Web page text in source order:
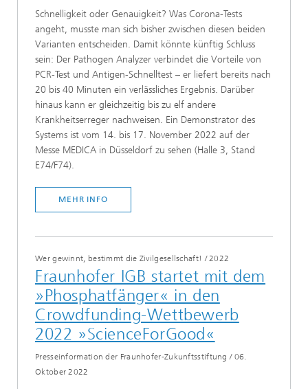
Schnelligkeit oder Genauigkeit? Was Corona-Tests
angeht, musste man sich bisher zwischen diesen beiden
Varianten entscheiden. Damit könnte künftig Schluss
sein: Der Pathogen Analyzer verbindet die Vorteile von
PCR-Test und Antigen-Schnelltest – er liefert bereits nach
20 bis 40 Minuten ein verlässliches Ergebnis. Darüber
hinaus kann er gleichzeitig bis zu elf andere
Krankheitserreger nachweisen. Ein Demonstrator des
Systems ist vom 14. bis 17. November 2022 auf der
Messe MEDICA in Düsseldorf zu sehen (Halle 3, Stand
E74/F74).
MEHR INFO
Wer gewinnt, bestimmt die Zivilgesellschaft!/2022
Fraunhofer IGB startet mit dem
»Phosphatfänger« in den
Crowdfunding-Wettbewerb
2022 »ScienceForGood«
Presseinformation der Fraunhofer-Zukunftsstiftung / 06.
Oktober 2022